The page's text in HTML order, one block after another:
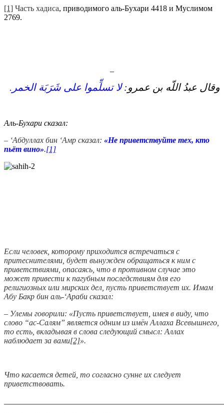
[1] Часть хадиса, приводимого аль-Бухари 4418 и Муслимом
2769.
وقال عبدُ اللّه بن عمرو‏:‏لا تسلِّموا على شَرَبَة الخمر‏.‏
Аль-Бухари сказал:
– ‘Абдуллах бин ‘Амр сказал: «Не приветствуйте тех, кто
пьёт вино».[1]
Если человек, которому приходится встречаться с
притеснителями, будет вынужден обращаться к ним с
приветствиями, опасаясь, что в противном случае это
может привести к пагубным последствиям для его
религиозных или мирских дел, пусть приветствует их. Имам
Абу Бакр бин аль-‘Араби сказал:
– Улемы говорили: «Пусть приветствует, имея в виду, что
слово “ас-Салям” является одним из имён Аллаха Всевышнего,
то есть, вкладывая в слова следующий смысл: Аллах
наблюдает за вами[2]».
Что касается детей, то согласно сунне их следует
приветствовать.